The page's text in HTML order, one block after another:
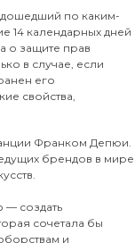
по каким-
14 календарных дней
о защите прав
в случае, если
его
свойства,
Франком Депюи.
брендов в мире
— создать
сочетала бы
и